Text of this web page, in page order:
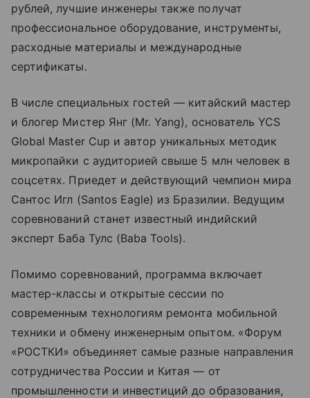
рублей, лучшие инженеры также получат
профессиональное оборудование, инструменты,
расходные материалы и международные
сертификаты.
В числе специальных гостей — китайский мастер
и блогер Мистер Янг (Mr. Yang), основатель YCS
Global Master Cup и автор уникальных методик
микропайки с аудиторией свыше 5 млн человек в
соцсетях. Приедет и действующий чемпион мира
Сантос Игл (Santos Eagle) из Бразилии. Ведущим
соревнований станет известный индийский
эксперт Баба Тулс (Baba Tools).
Помимо соревнований, программа включает
мастер-классы и открытые сессии по
современным технологиям ремонта мобильной
техники и обмену инженерным опытом. «Форум
«РОСТКИ» объединяет самые разные направления
сотрудничества России и Китая — от
промышленности и инвестиций до образования,